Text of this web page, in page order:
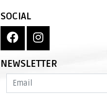
SOCIAL
NEWSLETTER